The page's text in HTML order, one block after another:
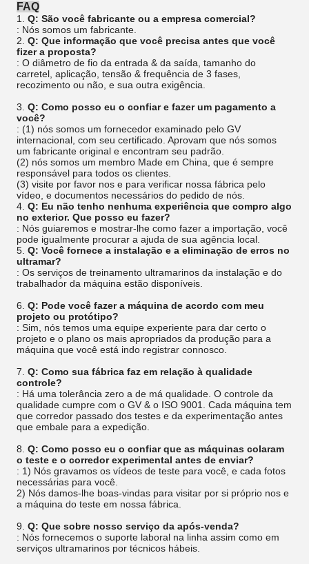
FAQ
1. Q: São você fabricante ou a empresa comercial?
: Nós somos um fabricante.
2. Q: Que informação que você precisa antes que você
fizer a proposta?
: O diâmetro de fio da entrada & da saída, tamanho do
carretel, aplicação, tensão & frequência de 3 fases,
recozimento ou não, e sua outra exigência.
3. Q: Como posso eu o confiar e fazer um pagamento a
você?
: (1) nós somos um fornecedor examinado pelo GV
internacional, com seu certificado. Aprovam que nós somos
um fabricante original e encontram seu padrão.
(2) nós somos um membro Made em China, que é sempre
responsável para todos os clientes.
(3) visite por favor nos e para verificar nossa fábrica pelo
vídeo, e documentos necessários do pedido de nós.
4. Q: Eu não tenho nenhuma experiência que compro algo
no exterior. Que posso eu fazer?
: Nós guiaremos e mostrar-lhe como fazer a importação, você
pode igualmente procurar a ajuda de sua agência local.
5. Q: Você fornece a instalação e a eliminação de erros no
ultramar?
: Os serviços de treinamento ultramarinos da instalação e do
trabalhador da máquina estão disponíveis.
6. Q: Pode você fazer a máquina de acordo com meu
projeto ou protótipo?
: Sim, nós temos uma equipe experiente para dar certo o
projeto e o plano os mais apropriados da produção para a
máquina que você está indo registrar connosco.
7. Q: Como sua fábrica faz em relação à qualidade
controle?
: Há uma tolerância zero a de má qualidade. O controle da
qualidade cumpre com o GV & o ISO 9001. Cada máquina tem
que corredor passado dos testes e da experimentação antes
que embale para a expedição.
8. Q: Como posso eu o confiar que as máquinas colaram
o teste e o corredor experimental antes de enviar?
: 1) Nós gravamos os vídeos de teste para você, e cada fotos
necessárias para você.
2) Nós damos-lhe boas-vindas para visitar por si próprio nos e
a máquina do teste em nossa fábrica.
9. Q: Que sobre nosso serviço da após-venda?
: Nós fornecemos o suporte laboral na linha assim como em
serviços ultramarinos por técnicos hábeis.